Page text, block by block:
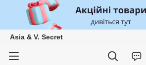
Asia & V. Secret